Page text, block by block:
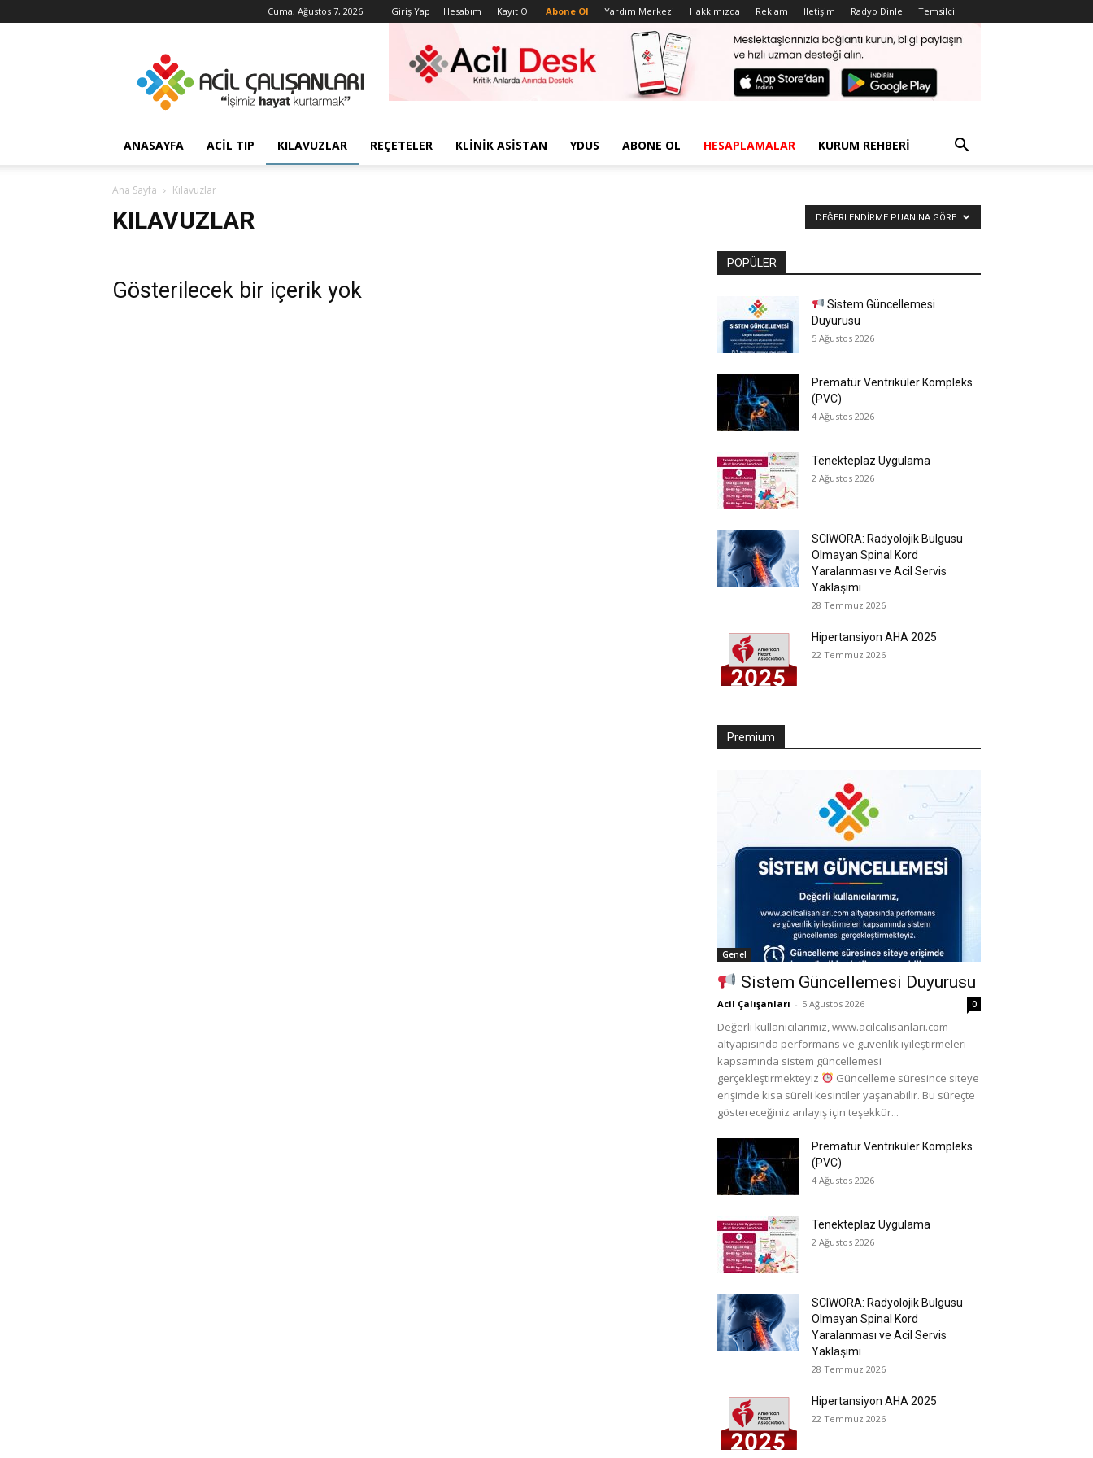
Cuma, Ağustos 7, 2026 Giriş Yap Hesabım Kayıt Ol Abone Ol Yardım Merkezi Hakkımızda Reklam İletişim Radyo Dinle Temsilci
Çalışanları
ANASAYFA ACIL TIP KILAVUZLAR REÇETELER KLINIK ASISTAN YDUS ABONE OL HESAPLAMALAR KURUM REHBERI
Ana Sayfa Kılavuzlar
KILAVUZLAR DEĞERLENDIRME PUANINA GÖRE
Gösterilecek bir içerik yok
POPÜLER
Sistem Güncellemesi
Duyurusu
5 Ağustos 2026
Prematür Ventriküler Kompleks
(PVC)
4 Ağustos 2026
Tenekteplaz Uygulama
2 Ağustos 2026
SCIWORA: Radyolojik Bulgusu
Olmayan Spinal Kord
Yaralanması ve Acil Servis
Yaklaşımı
28 Temmuz 2026
Hipertansiyon AHA 2025
22 Temmuz 2026
Premium
Genel
Sistem Güncellemesi Duyurusu
Acil Çalışanları - 5 Ağustos 2026 0
Değerli kullanıcılarımız, www.acilcalisanlari.com
altyapısında performans ve güvenlik iyileştirmeleri
kapsamında sistem güncellemesi
gerçekleştirmekteyiz
Güncelleme süresince siteye
erişimde kısa süreli kesintiler yaşanabilir. Bu süreçte
göstereceğiniz anlayış için teşekkür...
Prematür Ventriküler Kompleks
(PVC)
4 Ağustos 2026
Tenekteplaz Uygulama
2 Ağustos 2026
SCIWORA: Radyolojik Bulgusu
Olmayan Spinal Kord
Yaralanması ve Acil Servis
Yaklaşımı
28 Temmuz 2026
Hipertansiyon AHA 2025
22 Temmuz 2026